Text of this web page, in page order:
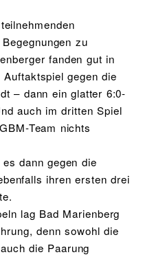
zu
fanden gut in
gegen die
– dann ein glatter 6:0-
auch im dritten Spiel
Team nichts
dann gegen die
ihren ersten drei
lag Bad Marienberg
denn sowohl die
die Paarung